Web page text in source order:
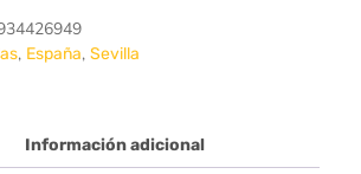
, España, Sevilla
Información adicional